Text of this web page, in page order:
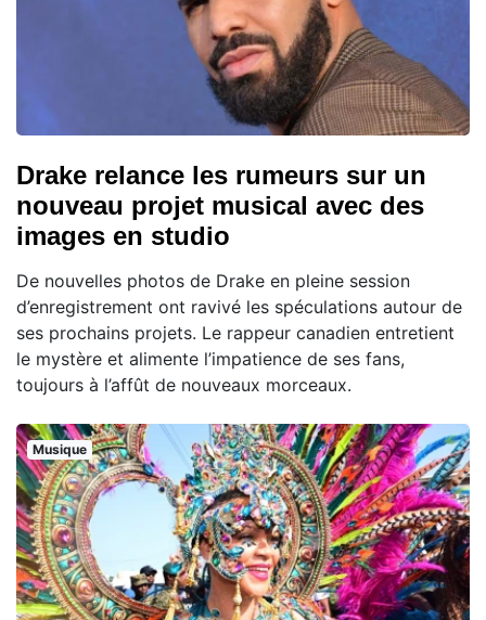
Drake relance les rumeurs sur un
nouveau projet musical avec des
images en studio
De nouvelles photos de Drake en pleine session
d’enregistrement ont ravivé les spéculations autour de
ses prochains projets. Le rappeur canadien entretient
le mystère et alimente l’impatience de ses fans,
toujours à l’affût de nouveaux morceaux.
Musique